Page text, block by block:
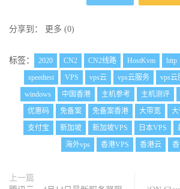
分享到： 更多 (0)
标签： 2020 CN2 CN2线路 HostKvm http
speedtest
VPS vps云 vps云服务 vps云
windows
中国香港 主机参考 主机测评
优惠码
免备案 免备案香港 大带宽 大
支付宝
新加坡 新加坡VPS 日本VPS
海外vps
香港VPS 香港云
上一篇